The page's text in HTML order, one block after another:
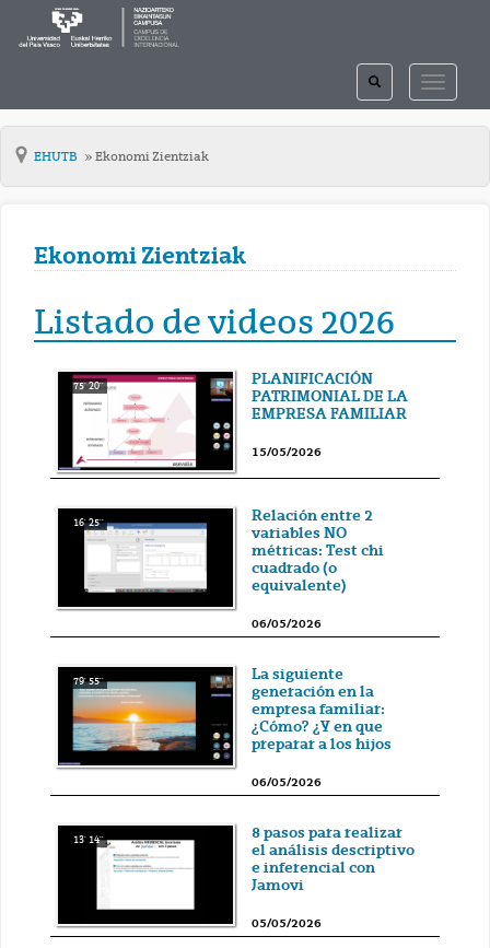
TOGGLE
TOGGLE
SEARCH
EHUTB Ekonomi Zientziak
Ekonomi Zientziak
Listado de videos 2026
75' 20''
PLANIFICACIÓN
PATRIMONIAL DE LA
EMPRESA FAMILIAR
15/05/2026
16' 25''
Relación entre 2
variables NO
métricas: Test chi
cuadrado (o
equivalente)
06/05/2026
79' 55''
La siguiente
generación en la
empresa familiar:
¿Cómo? ¿Y en que
preparar a los hijos
06/05/2026
13' 14''
8 pasos para realizar
el análisis descriptivo
e inferencial con
Jamovi
05/05/2026